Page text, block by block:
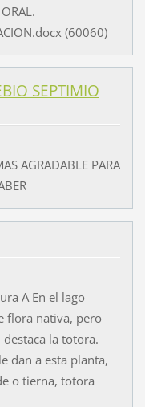
(60060)
SEPTIMIO
AGRADABLE PARA
A En el lago
flora nativa, pero
la totora.
dan a esta planta,
o tierna, totora